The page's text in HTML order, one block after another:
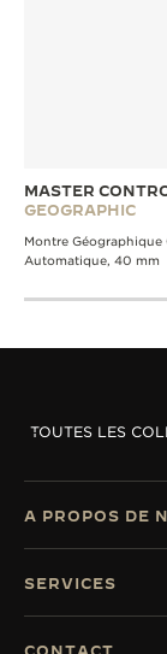
MASTER
GEOGRAPHIC
Montre Géographique
Automatique, 40 mm
TOUTES LES
A PROPOS DE
SERVICES
CONTACT